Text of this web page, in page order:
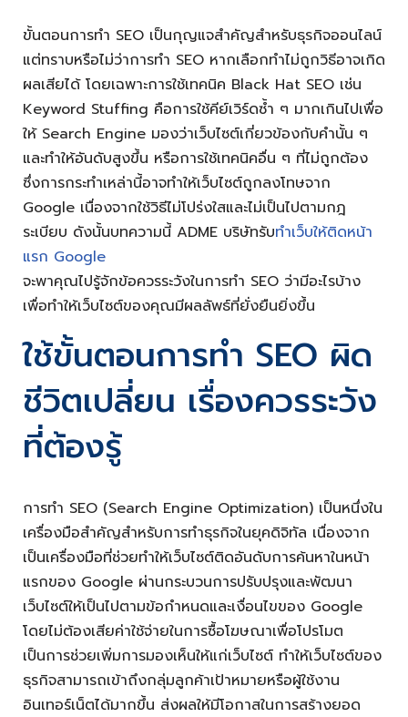
ขั้นตอนการทำ SEO เป็นกุญแจสำคัญสำหรับธุรกิจออนไลน์
แต่ทราบหรือไม่ว่าการทำ SEO หากเลือกทำไม่ถูกวิธีอาจเกิด
ผลเสียได้ โดยเฉพาะการใช้เทคนิค Black Hat SEO เช่น
Keyword Stuffing คือการใช้คีย์เวิร์ดซ้ำ ๆ มากเกินไปเพื่อ
ให้ Search Engine มองว่าเว็บไซต์เกี่ยวข้องกับคำนั้น ๆ
และทำให้อันดับสูงขึ้น หรือการใช้เทคนิคอื่น ๆ ที่ไม่ถูกต้อง
ซึ่งการกระทำเหล่านี้อาจทำให้เว็บไซต์ถูกลงโทษจาก
Google เนื่องจากใช้วิธีไม่โปร่งใสและไม่เป็นไปตามกฎ
ระเบียบ ดังนั้นบทความนี้ ADME บริษัทรับทําเว็บให้ติดหน้า
แรก Google
จะพาคุณไปรู้จักข้อควรระวังในการทำ SEO ว่ามีอะไรบ้าง
เพื่อทำให้เว็บไซต์ของคุณมีผลลัพธ์ที่ยั่งยืนยิ่งขึ้น
ใช้ขั้นตอนการทำ SEO ผิด
ชีวิตเปลี่ยน เรื่องควรระวัง
ที่ต้องรู้
การทำ SEO (Search Engine Optimization) เป็นหนึ่งใน
เครื่องมือสำคัญสำหรับการทำธุรกิจในยุคดิจิทัล เนื่องจาก
เป็นเครื่องมือที่ช่วยทำให้เว็บไซต์ติดอันดับการค้นหาในหน้า
แรกของ Google ผ่านกระบวนการปรับปรุงและพัฒนา
เว็บไซต์ให้เป็นไปตามข้อกำหนดและเงื่อนไขของ Google
โดยไม่ต้องเสียค่าใช้จ่ายในการซื้อโฆษณาเพื่อโปรโมต
เป็นการช่วยเพิ่มการมองเห็นให้แก่เว็บไซต์ ทำให้เว็บไซต์ของ
ธุรกิจสามารถเข้าถึงกลุ่มลูกค้าเป้าหมายหรือผู้ใช้งาน
อินเทอร์เน็ตได้มากขึ้น ส่งผลให้มีโอกาสในการสร้างยอด